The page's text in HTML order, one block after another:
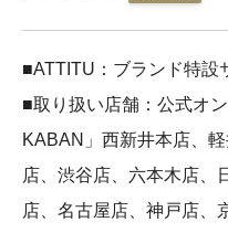
■ATTITU：ブランド特設
■取り扱い店舗：公式オ
KABAN」西新井本店、
店、渋谷店、六本木店、
店、名古屋店、神戸店、